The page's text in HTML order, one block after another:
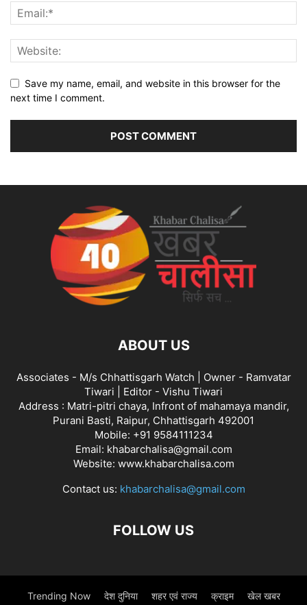
Save my name, email, and website in this browser for the
next time I comment.
ABOUT US
Associates - M/s Chhattisgarh Watch | Owner - Ramvatar
Tiwari | Editor - Vishu Tiwari
Address : Matri-pitri chaya, Infront of mahamaya mandir,
Purani Basti, Raipur, Chhattisgarh 492001
Mobile: +91 9584111234
Email: khabarchalisa@gmail.com
Website: www.khabarchalisa.com
Contact us: khabarchalisa@gmail.com
FOLLOW US
Trending Now देश दुनिया शहर एवं राज्य क्राइम खेल खबर